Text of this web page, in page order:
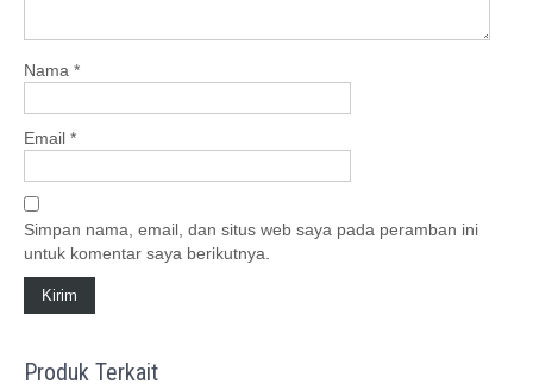
Nama *
Email *
Simpan nama, email, dan situs web saya pada peramban ini
untuk komentar saya berikutnya.
Produk Terkait